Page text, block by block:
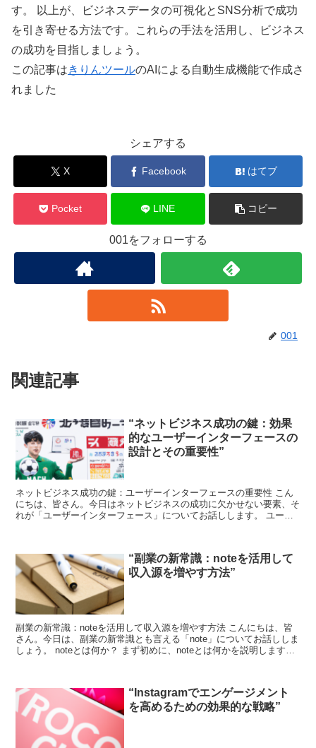
す。 以上が、ビジネスデータの可視化とSNS分析で成功
を引き寄せる方法です。これらの手法を活用し、ビジネス
の成功を目指しましょう。
この記事はきりんツールのAIによる自動生成機能で作成さ
れました
シェアする
X Facebook はてブ
Pocket LINE コピー
001をフォローする
001
関連記事
“ネットビジネス成功の鍵：効果
的なユーザーインターフェースの
設計とその重要性”
ネットビジネス成功の鍵：ユーザーインターフェースの重要性 こん
にちは、皆さん。今日はネットビジネスの成功に欠かせない要素、そ
れが「ユーザーインターフェース」についてお話しします。 ユーザ
“副業の新常識：noteを活用して
収入源を増やす方法”
副業の新常識：noteを活用して収入源を増やす方法 こんにちは、皆
さん。今日は、副業の新常識とも言える「note」についてお話ししま
しょう。 noteとは何か？ まず初めに、noteとは何かを説明します。
“Instagramでエンゲージメント
を高めるための効果的な戦略”